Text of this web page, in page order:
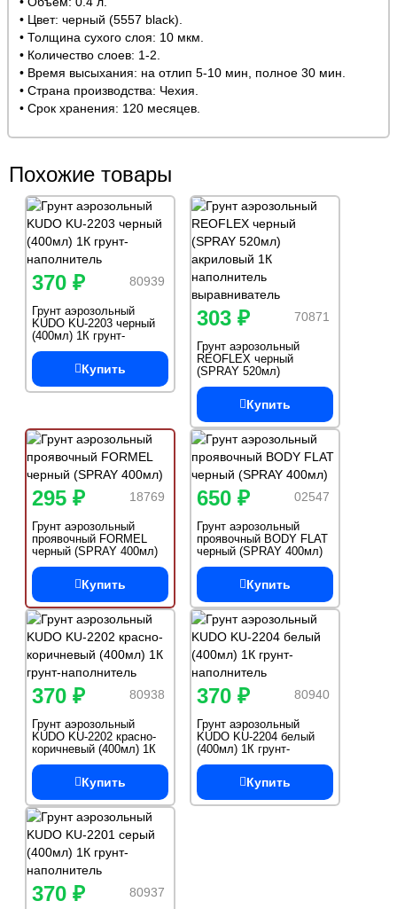
• Цвет: черный (5557 black).
• Толщина сухого слоя: 10 мкм.
• Количество слоев: 1-2.
• Время высыхания: на отлип 5-10 мин, полное 30 мин.
• Страна производства: Чехия.
• Срок хранения: 120 месяцев.
Похожие товары
80939
370 ₽
Грунт аэрозольный
KUDO KU-2203 черный
(400мл) 1К грунт-
наполнитель
Купить
70871
303 ₽
Грунт аэрозольный
REOFLEX черный
(SPRAY 520мл)
акриловый 1К
наполнитель
выравниватель
Купить
18769
295 ₽
Грунт аэрозольный
проявочный FORMEL
черный (SPRAY 400мл)
Купить
02547
650 ₽
Грунт аэрозольный
проявочный BODY FLAT
черный (SPRAY 400мл)
Купить
80938
370 ₽
Грунт аэрозольный
KUDO KU-2202 красно-
коричневый (400мл) 1К
грунт-наполнитель
Купить
80940
370 ₽
Грунт аэрозольный
KUDO KU-2204 белый
(400мл) 1К грунт-
наполнитель
Купить
80937
370 ₽